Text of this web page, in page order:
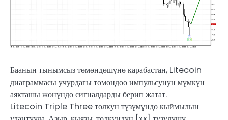
Баанын тынымсыз төмөндөшүнө карабастан, Litecoin
диаграммасы учурдагы төмөндөө импульсунун мүмкүн
аякташы жөнүндө сигналдарды берип жатат.
Litecoin Triple Three толкун түзүмүндө кыймылын